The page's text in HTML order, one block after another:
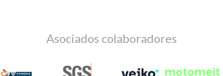
Asociados colaboradores